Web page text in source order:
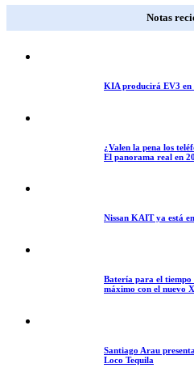
Notas
KIA producirá EV3 en
¿Valen la pena los
El panorama real en
Nissan KAIT ya está
Batería para el
máximo con el nuevo
Santiago Arau
Loco Tequila